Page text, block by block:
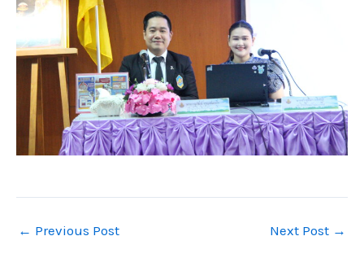
← Previous Post Next Post →